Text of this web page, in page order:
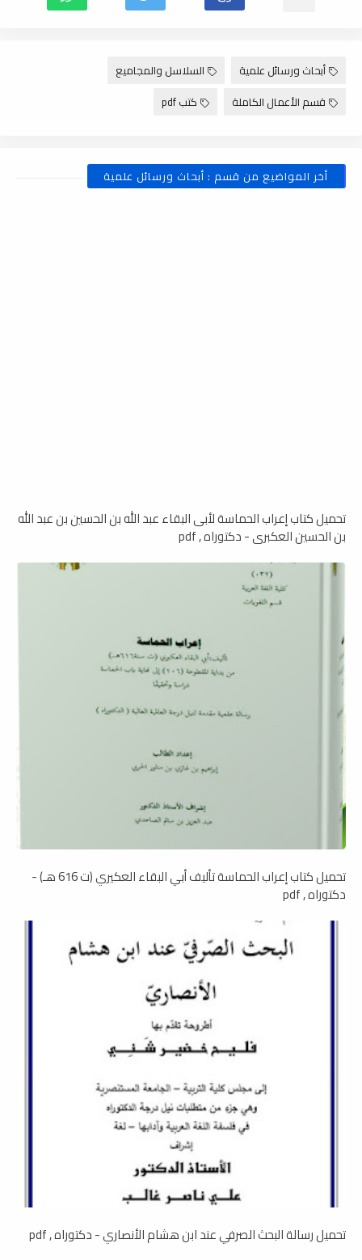
أبحاث ورسائل علمية
السلاسل والمجاميع
قسم الأعمال الكاملة
كتب pdf
أخر المواضيع من قسم : أبحاث ورسائل علمية
تحميل كتاب إعراب الحماسة لأبى البقاء عبد الله بن الحسين بن عبد الله
بن الحسين العكبرى - دكتوراه , pdf
تحميل كتاب إعراب الحماسة تأليف أبي البقاء العكيري (ت 616 هـ) -
دكتوراه , pdf
تحميل رسالة البحث الصرفي عند ابن هشام الأنصاري - دكتوراه , pdf